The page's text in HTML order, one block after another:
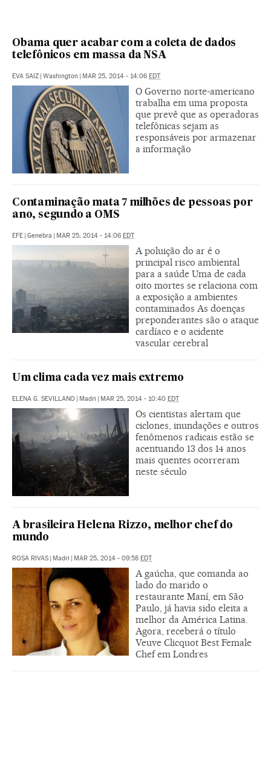
Obama quer acabar com a coleta de dados
telefônicos em massa da NSA
EVA SAIZ | Washington | MAR 25, 2014 - 14:06 EDT
O Governo norte-americano
trabalha em uma proposta
que prevê que as operadoras
telefônicas sejam as
responsáveis por armazenar
a informação
Contaminação mata 7 milhões de pessoas por
ano, segundo a OMS
EFE | Genebra | MAR 25, 2014 - 14:06 EDT
A poluição do ar é o
principal risco ambiental
para a saúde Uma de cada
oito mortes se relaciona com
a exposição a ambientes
contaminados As doenças
preponderantes são o ataque
cardíaco e o acidente
vascular cerebral
Um clima cada vez mais extremo
ELENA G. SEVILLANO | Madri | MAR 25, 2014 - 10:40 EDT
Os cientistas alertam que
ciclones, inundações e outros
fenômenos radicais estão se
acentuando 13 dos 14 anos
mais quentes ocorreram
neste século
A brasileira Helena Rizzo, melhor chef do
mundo
ROSA RIVAS | Madri | MAR 25, 2014 - 09:58 EDT
A gaúcha, que comanda ao
lado do marido o
restaurante Maní, em São
Paulo, já havia sido eleita a
melhor da América Latina.
Agora, receberá o título
Veuve Clicquot Best Female
Chef em Londres